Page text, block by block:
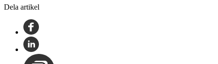
Dela artikel